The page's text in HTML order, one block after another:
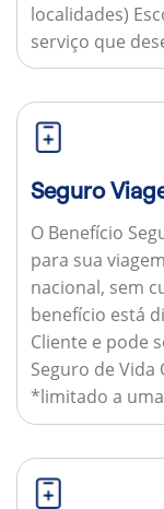
localidades)
serviço que
Seguro
O Benefício
para sua
nacional, sem
benefício está
Cliente e pode
Seguro de Vida
*limitado a